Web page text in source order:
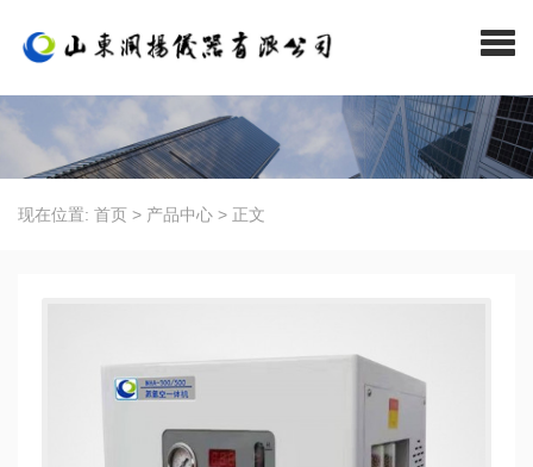
现在位置: 首页 > 产品中心 > 正文